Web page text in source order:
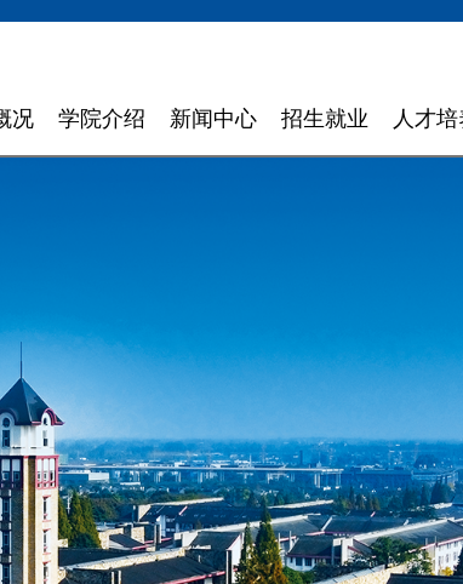
况
构
色
记
怀
境
学院介绍
数字艺术与设计学院
外国语学院
健康医疗科技学院
数智应用技术学院
国际教育学院
新闻中心
媒体聚焦
招生就业 人才培
校 团
师资力
奖助学
图书